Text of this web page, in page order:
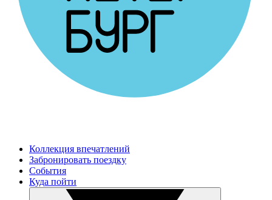
Коллекция впечатлений
Забронировать поездку
События
Куда пойти